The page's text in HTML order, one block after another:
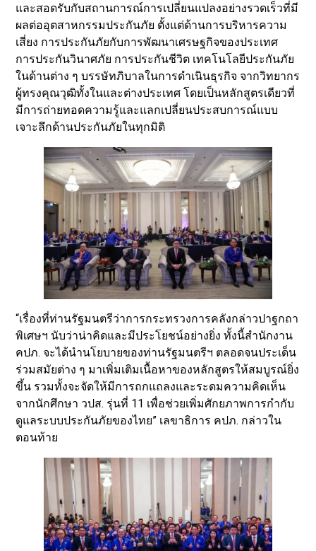
และสอดรับกับสถานการณ์การเปลี่ยนแปลงอย่างรวดเร็วที่มี
ผลต่ออุตสาหกรรมประกันภัย ตั้งแต่ด้านการบริหารความ
เสี่ยง การประกันภัยกับการพัฒนาเศรษฐกิจของประเทศ
การประกันวินาศภัย การประกันชีวิต เทคโนโลยีประกันภัย
ในด้านต่าง ๆ บรรษัทภิบาลในการดำเนินธุรกิจ จากวิทยากร
ผู้ทรงคุณวุฒิทั้งในและต่างประเทศ โดยเป็นหลักสูตรเดียวที่
มีการถ่ายทอดความรู้และแลกเปลี่ยนประสบการณ์แบบ
เจาะลึกด้านประกันภัยในทุกมิติ
“เรื่องที่ท่านรัฐมนตรีว่าการกระทรวงการคลังกล่าวปาฐกถา
พิเศษฯ นับว่าน่าคิดและมีประโยชน์อย่างยิ่ง ทั้งนี้สำนักงาน
คปภ. จะได้นำนโยบายของท่านรัฐมนตรีฯ ตลอดจนประเด็น
ร่วมสมัยต่าง ๆ มาเพิ่มเติมเนื้อหาของหลักสูตรให้สมบูรณ์ยิ่ง
ขึ้น รวมทั้งจะจัดให้มีการถกแถลงและระดมความคิดเห็น
จากนักศึกษา วปส. รุ่นที่ 11 เพื่อช่วยเพิ่มศักยภาพการกำกับ
ดูแลระบบประกันภัยของไทย” เลขาธิการ คปภ. กล่าวใน
ตอนท้าย